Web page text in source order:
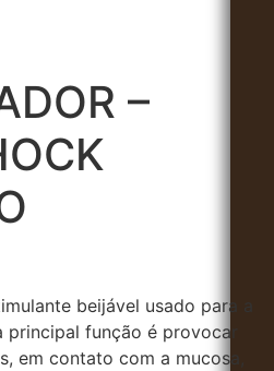
–
beijável usado para a
função é provocar
em contato com a mucosa,